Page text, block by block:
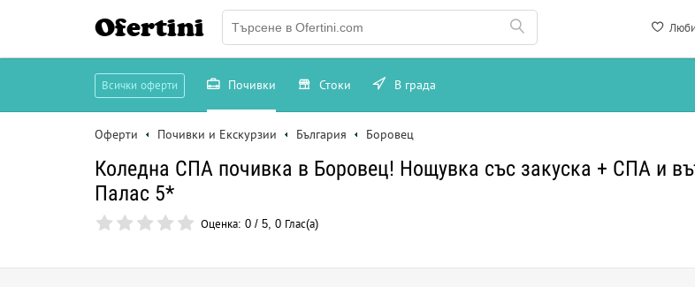
Ofertini
Всички оферти Почивки Стоки В града
Оферти Почивки и Екскурзии България Боровец
Коледна СПА почивка в Боровец! Нощувка със закуска + СПА и
Палас 5*
Оценка: 0 / 5, 0 Глас(а)